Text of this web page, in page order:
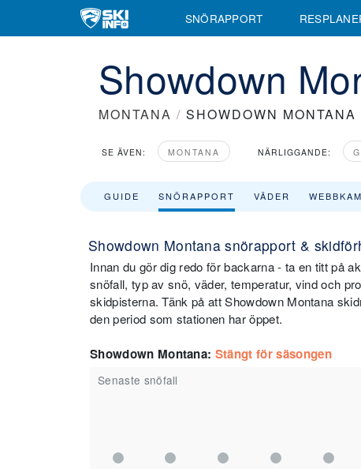
SNÖRAPPORT
Showdown
MONTANA / SHOWDOWN MONTANA
SE ÄVEN: MONTANA NÄRLIGGANDE:
GUIDE SNÖRAPPORT VÄDER
Showdown Montana snörapport &
Innan du gör dig redo för backarna - ta en titt på
snöfall, typ av snö, väder, temperatur, vind och
skidpisterna. Tänk på att Showdown Montana
den period som stationen har öppet.
Showdown Montana: Stängt för säsongen
Senaste snöfall